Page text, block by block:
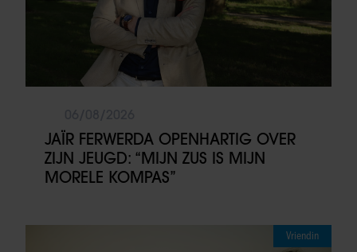
JAÏR FERWERDA OPENHARTIG OVER
ZIJN JEUGD: “MIJN ZUS IS MIJN
MORELE KOMPAS”
Vriendin